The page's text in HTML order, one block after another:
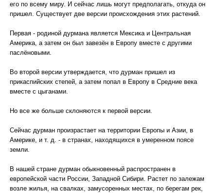
его по всему миру. И сейчас лишь могут предполагать, откуда он
пришел. Существует две версии происхождения этих растений.
Первая - родиной дурмана является Мексика и Центральная
Америка, а затем он был завезён в Европу вместе с другими
паслёновыми.
Во второй версии утверждается, что дурман пришел из
прикаспийских степей, а затем попал в Европу в Средние века
вместе с цыганами.
Но все же больше склоняются к первой версии.
Сейчас дурман произрастает на территории Европы и Азии, в
Америке, и т. д. - в странах, находящихся в умеренном поясе
земли.
В нашей стране дурман обыкновенный распространен в
европейской части России, Западной Сибири. Растет по залежам
возле жилья, на свалках, замусоренных местах, по берегам рек,